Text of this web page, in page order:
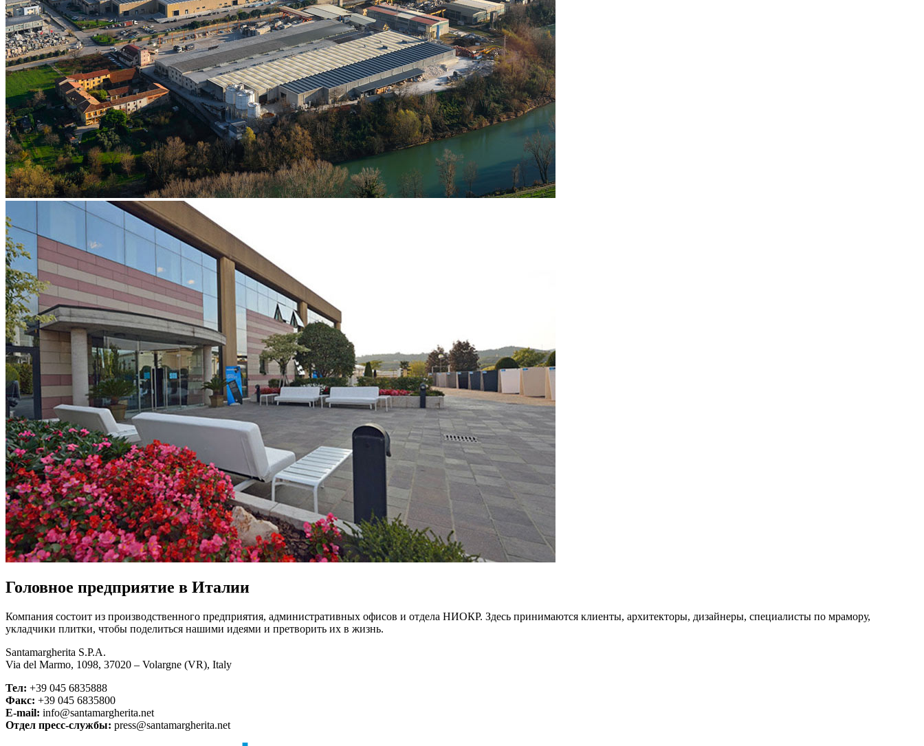
Головное предприятие в Италии
Компания состоит из производственного предприятия, административных офисов и отдела НИОКР. Здесь принимаются клиенты, архитекторы, дизайнеры, специалисты по мрамору,
укладчики плитки, чтобы поделиться нашими идеями и претворить их в жизнь.
Santamargherita S.P.A.
Via del Marmo, 1098, 37020 – Volargne (VR), Italy
Тел: +39 045 6835888
Факс: +39 045 6835800
E-mail: info@santamargherita.net
Отдел пресс-службы: press@santamargherita.net